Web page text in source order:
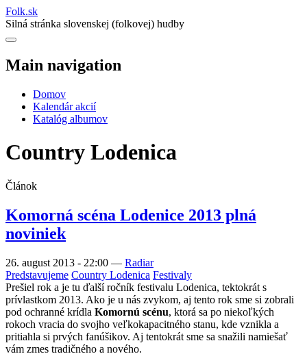
Folk.sk
Silná stránka slovenskej (folkovej) hudby
Main navigation
Domov
Kalendár akcií
Katalóg albumov
Country Lodenica
Článok
Komorná scéna Lodenice 2013 plná
noviniek
26. august 2013 - 22:00 — Radiar
Predstavujeme Country Lodenica Festivaly
Prešiel rok a je tu ďalší ročník festivalu Lodenica, tektokrát s
prívlastkom 2013. Ako je u nás zvykom, aj tento rok sme si zobrali
pod ochranné krídla Komornú scénu, ktorá sa po niekoľkých
rokoch vracia do svojho veľkokapacitného stanu, kde vznikla a
pritiahla si prvých fanúšikov. Aj tentokrát sme sa snažili namiešať
vám zmes tradičného a nového.